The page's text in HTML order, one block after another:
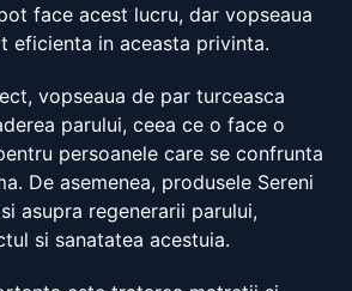
face acest lucru, dar vopseaua
eficienta in aceasta privinta.
vopseaua de par turceasca
parului, ceea ce o face o
persoanele care se confrunta
De asemenea, produsele Sereni
asupra regenerarii parului,
si sanatatea acestuia.